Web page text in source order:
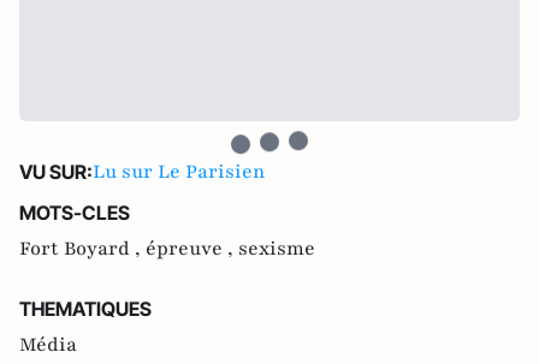
VU SUR:Lu sur Le Parisien
MOTS-CLES
Fort Boyard , épreuve , sexisme
THEMATIQUES
Média